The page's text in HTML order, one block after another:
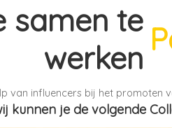
samen te
werken
van influencers bij het promoten
kunnen je de volgende